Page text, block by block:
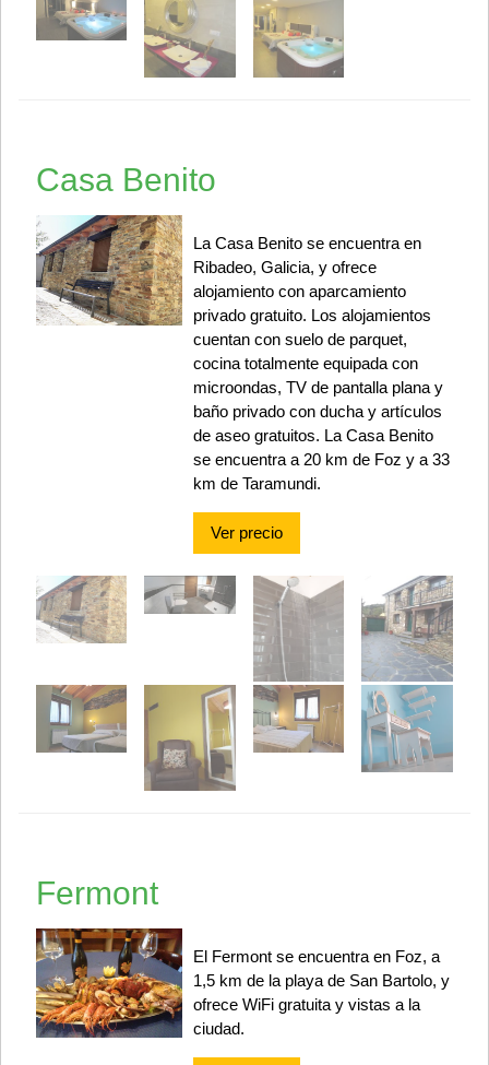
Casa Benito
La Casa Benito se encuentra en
Ribadeo, Galicia, y ofrece
alojamiento con aparcamiento
privado gratuito. Los alojamientos
cuentan con suelo de parquet,
cocina totalmente equipada con
microondas, TV de pantalla plana y
baño privado con ducha y artículos
de aseo gratuitos. La Casa Benito
se encuentra a 20 km de Foz y a 33
km de Taramundi.
Ver precio
Fermont
El Fermont se encuentra en Foz, a
1,5 km de la playa de San Bartolo, y
ofrece WiFi gratuita y vistas a la
ciudad.